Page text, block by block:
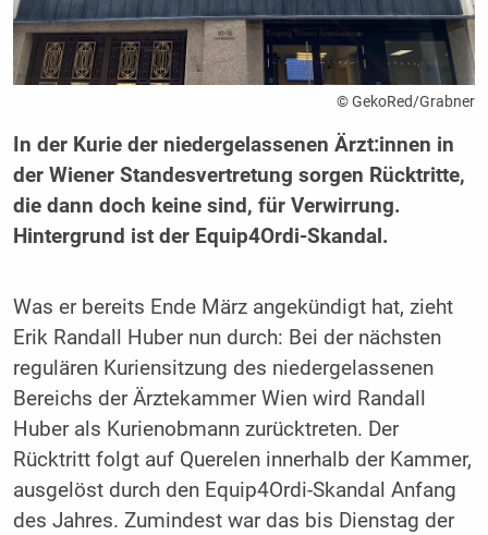
© GekoRed/Grabner
In der Kurie der niedergelassenen Ärzt:innen in
der Wiener Standesvertretung sorgen Rücktritte,
die dann doch keine sind, für Verwirrung.
Hintergrund ist der Equip4Ordi-Skandal.
Was er bereits Ende März angekündigt hat, zieht
Erik Randall Huber nun durch: Bei der nächsten
regulären Kuriensitzung des niedergelassenen
Bereichs der Ärztekammer Wien wird Randall
Huber als Kurienobmann zurücktreten. Der
Rücktritt folgt auf Querelen innerhalb der Kammer,
ausgelöst durch den Equip4Ordi-Skandal Anfang
des Jahres. Zumindest war das bis Dienstag der